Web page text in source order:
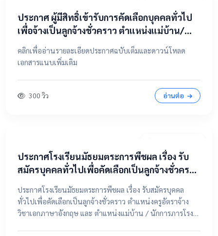
​ประกาศ ผู้มีสิทธิ์เข้ารับการคัดเลือกบุคคลทั่วไป
เพื่อจ้างเป็นลูกจ้างชั่วคราว ตำแหน่งแม่บ้าน/
นักการภารโรง
คลิกเพื่ออ่านรายละเอียดประกาศฉบับเต็มและดาวน์โหลด
เอกสารแนบเพิ่มเติม
300 วิว อ่านต่อ
ประกาศโรงเรียนมัธยมตระการพืชผล เรื่อง รับ
สมัครบุคคลทั่วไปเพื่อคัดเลือกเป็นลูกจ้างชั่วคราว
ตำแหน่งครูอัตราจ้าง วิชาเอกภาษาอังกฤษ และ
ตำแหน่งแม่บ้าน / นักการภารโรง
ประกาศโรงเรียนมัธยมตระการพืชผล เรื่อง รับสมัครบุคคล
ทั่วไปเพื่อคัดเลือกเป็นลูกจ้างชั่วคราว ตำแหน่งครูอัตราจ้าง
วิชาเอกภาษาอังกฤษ และ ตำแหน่งแม่บ้าน / นักการภารโรง